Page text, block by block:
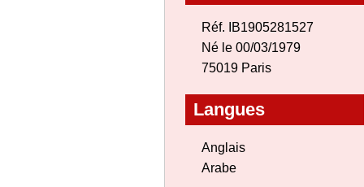
Réf. IB1905281527
Né le 00/03/1979
75019 Paris
Langues
Anglais
Arabe